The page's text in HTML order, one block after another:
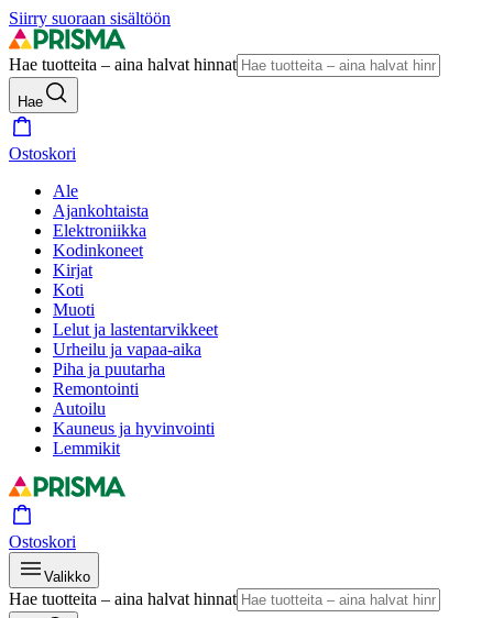
Siirry suoraan sisältöön
Hae tuotteita – aina halvat hinnat
Hae
Ostoskori
Ale
Ajankohtaista
Elektroniikka
Kodinkoneet
Kirjat
Koti
Muoti
Lelut ja lastentarvikkeet
Urheilu ja vapaa-aika
Piha ja puutarha
Remontointi
Autoilu
Kauneus ja hyvinvointi
Lemmikit
Ostoskori
Valikko
Hae tuotteita – aina halvat hinnat